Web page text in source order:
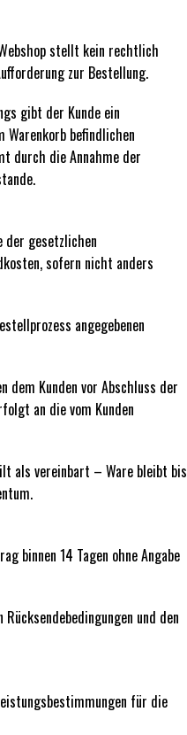
stellt kein rechtlich
zur Bestellung.
gibt der Kunde ein
befindlichen
durch die Annahme der
der gesetzlichen
sofern nicht anders
angegebenen
dem Kunden vor Abschluss der
an die vom Kunden
als vereinbart – Ware bleibt bis
binnen 14 Tagen ohne Angabe
und den
für die